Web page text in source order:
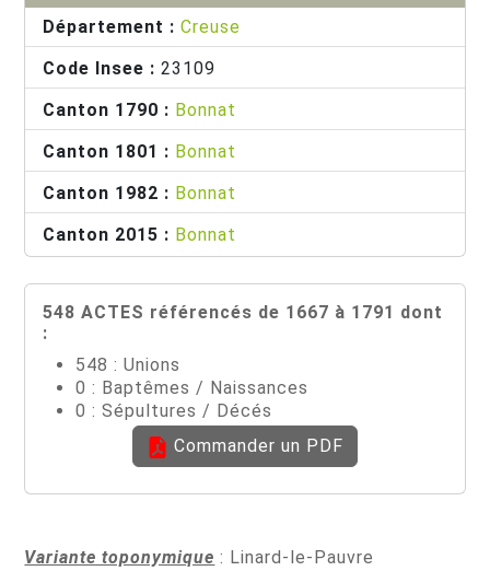
Département : Creuse
Code Insee : 23109
Canton 1790 : Bonnat
Canton 1801 : Bonnat
Canton 1982 : Bonnat
Canton 2015 : Bonnat
548 ACTES référencés de 1667 à 1791 dont
:
548 : Unions
0 : Baptêmes / Naissances
0 : Sépultures / Décés
Commander un PDF
Variante toponymique : Linard-le-Pauvre